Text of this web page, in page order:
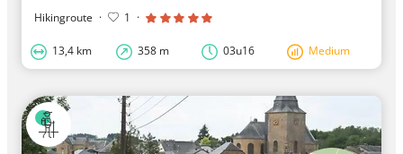
Hikingroute · 1 ·
13,4 km 358 m 03u16 Medium